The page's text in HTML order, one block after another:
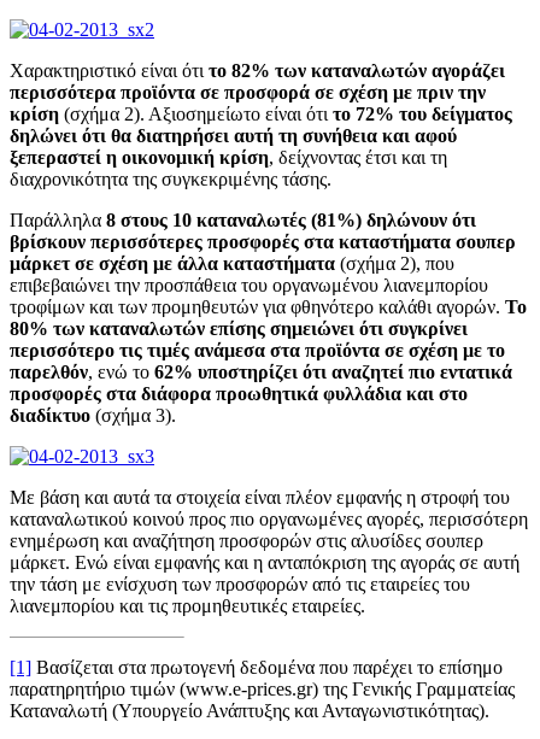
Χαρακτηριστικό είναι ότι το 82% των καταναλωτών αγοράζει
περισσότερα προϊόντα σε προσφορά σε σχέση με πριν την
κρίση (σχήμα 2). Αξιοσημείωτο είναι ότι το 72% του δείγματος
δηλώνει ότι θα διατηρήσει αυτή τη συνήθεια και αφού
ξεπεραστεί η οικονομική κρίση, δείχνοντας έτσι και τη
διαχρονικότητα της συγκεκριμένης τάσης.
Παράλληλα 8 στους 10 καταναλωτές (81%) δηλώνουν ότι
βρίσκουν περισσότερες προσφορές στα καταστήματα σουπερ
μάρκετ σε σχέση με άλλα καταστήματα (σχήμα 2), που
επιβεβαιώνει την προσπάθεια του οργανωμένου λιανεμπορίου
τροφίμων και των προμηθευτών για φθηνότερο καλάθι αγορών. Το
80% των καταναλωτών επίσης σημειώνει ότι συγκρίνει
περισσότερο τις τιμές ανάμεσα στα προϊόντα σε σχέση με το
παρελθόν, ενώ το 62% υποστηρίζει ότι αναζητεί πιο εντατικά
προσφορές στα διάφορα προωθητικά φυλλάδια και στο
διαδίκτυο (σχήμα 3).
Με βάση και αυτά τα στοιχεία είναι πλέον εμφανής η στροφή του
καταναλωτικού κοινού προς πιο οργανωμένες αγορές, περισσότερη
ενημέρωση και αναζήτηση προσφορών στις αλυσίδες σουπερ
μάρκετ. Ενώ είναι εμφανής και η ανταπόκριση της αγοράς σε αυτή
την τάση με ενίσχυση των προσφορών από τις εταιρείες του
λιανεμπορίου και τις προμηθευτικές εταιρείες.
[1] Βασίζεται στα πρωτογενή δεδομένα που παρέχει το επίσημο
παρατηρητήριο τιμών (www.e-prices.gr) της Γενικής Γραμματείας
Καταναλωτή (Υπουργείο Ανάπτυξης και Ανταγωνιστικότητας).